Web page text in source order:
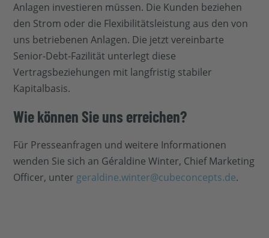
Anlagen investieren müssen. Die Kunden beziehen
den Strom oder die Flexibilitätsleistung aus den von
uns betriebenen Anlagen. Die jetzt vereinbarte
Senior-Debt-Fazilität unterlegt diese
Vertragsbeziehungen mit langfristig stabiler
Kapitalbasis.
Wie können Sie uns erreichen?
Für Presseanfragen und weitere Informationen
wenden Sie sich an Géraldine Winter, Chief Marketing
Officer, unter geraldine.winter@cubeconcepts.de.